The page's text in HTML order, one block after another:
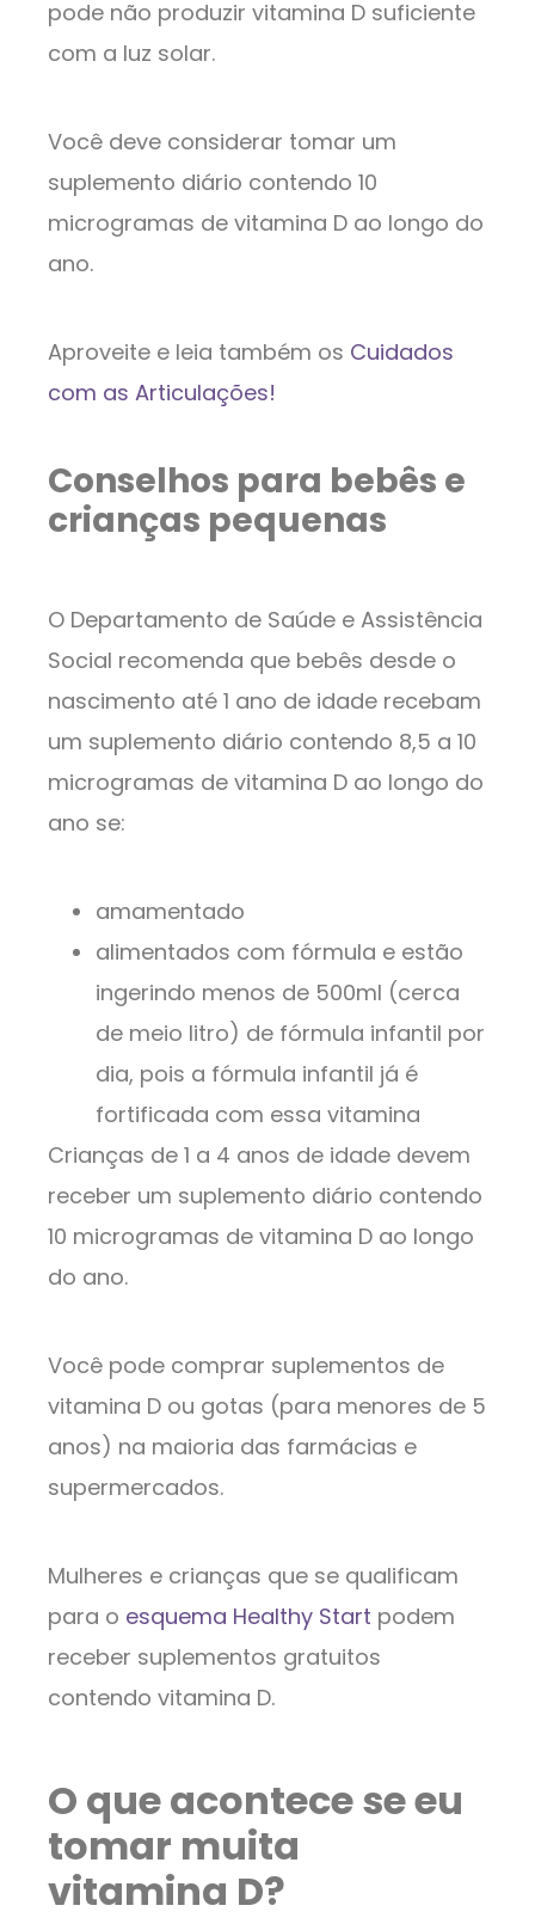
pode não produzir vitamina D suficiente
com a luz solar.
Você deve considerar tomar um
suplemento diário contendo 10
microgramas de vitamina D ao longo do
ano.
Aproveite e leia também os Cuidados
com as Articulações!
Conselhos para bebês e
crianças pequenas
O Departamento de Saúde e Assistência
Social recomenda que bebês desde o
nascimento até 1 ano de idade recebam
um suplemento diário contendo 8,5 a 10
microgramas de vitamina D ao longo do
ano se:
amamentado
alimentados com fórmula e estão
ingerindo menos de 500ml (cerca
de meio litro) de fórmula infantil por
dia, pois a fórmula infantil já é
fortificada com essa vitamina
Crianças de 1 a 4 anos de idade devem
receber um suplemento diário contendo
10 microgramas de vitamina D ao longo
do ano.
Você pode comprar suplementos de
vitamina D ou gotas (para menores de 5
anos) na maioria das farmácias e
supermercados.
Mulheres e crianças que se qualificam
para o esquema Healthy Start podem
receber suplementos gratuitos
contendo vitamina D.
O que acontece se eu
tomar muita
vitamina D?